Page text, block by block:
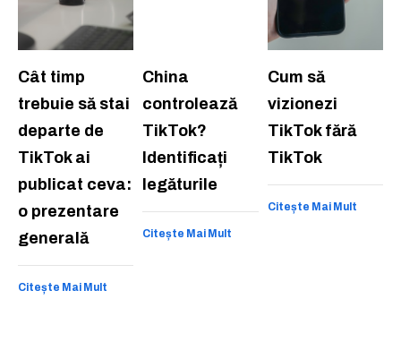
Cât timp
trebuie să stai
departe de
TikTok ai
publicat ceva:
o prezentare
generală
Citește Mai Mult
China
controlează
TikTok?
Identificați
legăturile
Citește Mai Mult
Cum să
vizionezi
TikTok fără
TikTok
Citește Mai Mult